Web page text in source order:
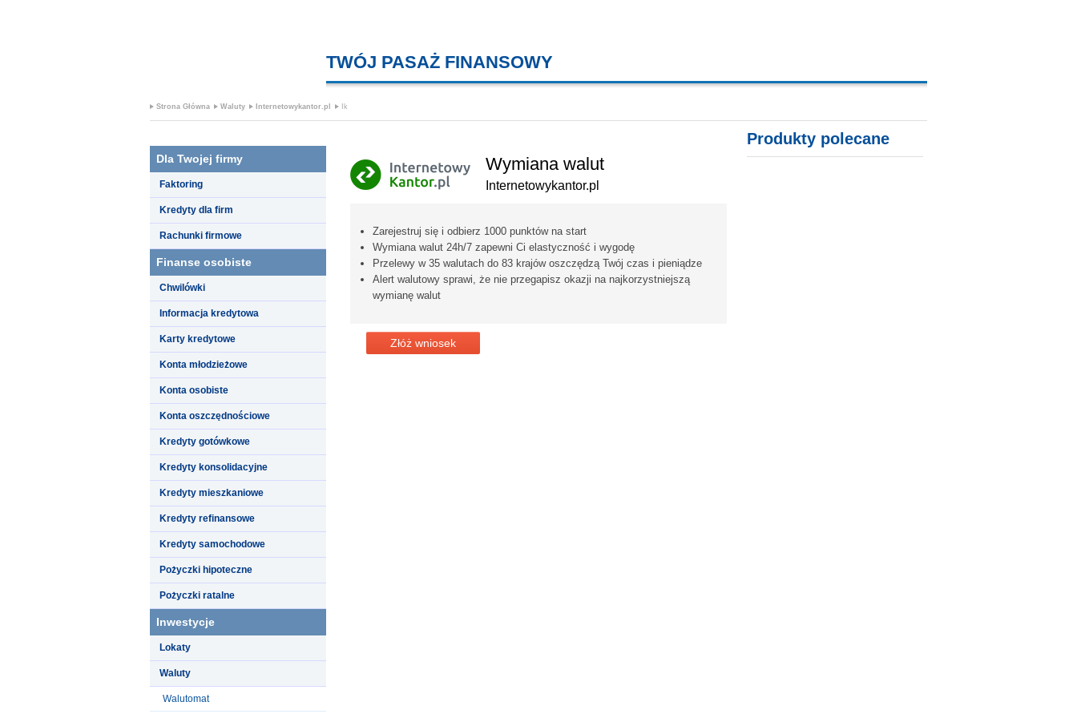
TWÓJ PASAŻ FINANSOWY
Strona Główna Waluty Internetowykantor.pl Ik
Dla Twojej firmy
Faktoring
Kredyty dla firm
Rachunki firmowe
Finanse osobiste
Chwilówki
Informacja kredytowa
Karty kredytowe
Konta młodzieżowe
Konta osobiste
Konta oszczędnościowe
Kredyty gotówkowe
Kredyty konsolidacyjne
Kredyty mieszkaniowe
Kredyty refinansowe
Kredyty samochodowe
Pożyczki hipoteczne
Pożyczki ratalne
Inwestycje
Lokaty
Waluty
Walutomat
Wymiana walut
Internetowykantor.pl
Zarejestruj się i odbierz 1000 punktów na start
Wymiana walut 24h/7 zapewni Ci elastyczność i wygodę
Przelewy w 35 walutach do 83 krajów oszczędzą Twój czas i pieniądze
Alert walutowy sprawi, że nie przegapisz okazji na najkorzystniejszą
wymianę walut
Złóż wniosek
Produkty polecane